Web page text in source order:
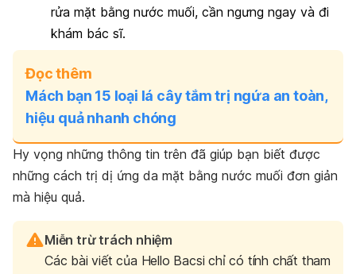
rửa mặt bằng nước muối, cần ngưng ngay và đi
khám bác sĩ.
Đọc thêm
Mách bạn 15 loại lá cây tắm trị ngứa an toàn,
hiệu quả nhanh chóng
Hy vọng những thông tin trên đã giúp bạn biết được
những cách trị dị ứng da mặt bằng nước muối đơn giản
mà hiệu quả.
Miễn trừ trách nhiệm
Các bài viết của Hello Bacsi chỉ có tính chất tham